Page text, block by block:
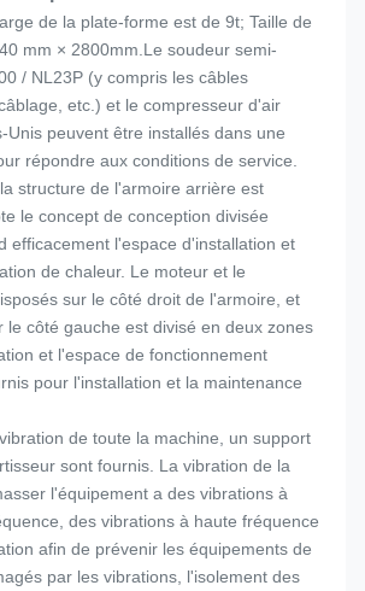
de la plate-forme est de 9t; Taille de
mm × 2800mm.Le soudeur semi-
/ NL23P (y compris les câbles
etc.) et le compresseur d'air
Unis peuvent être installés dans une
répondre aux conditions de service.
structure de l'armoire arrière est
le concept de conception divisée
efficacement l'espace d'installation et
de chaleur. Le moteur et le
sur le côté droit de l'armoire, et
le côté gauche est divisé en deux zones
et l'espace de fonctionnement
pour l'installation et la maintenance
de toute la machine, un support
sont fournis. La vibration de la
l'équipement a des vibrations à
des vibrations à haute fréquence
afin de prévenir les équipements de
par les vibrations, l'isolement des